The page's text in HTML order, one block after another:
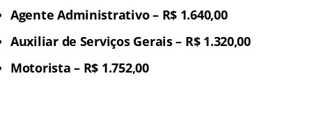
Agente Administrativo – R$ 1.640,00
Auxiliar de Serviços Gerais – R$ 1.320,00
Motorista – R$ 1.752,00